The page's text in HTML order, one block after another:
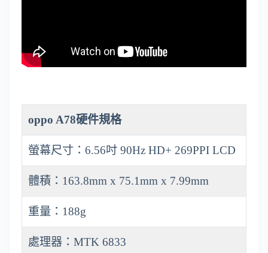
oppo A78硬件規格
螢幕尺寸：6.56吋 90Hz HD+ 269PPI LCD
體積：163.8mm x 75.1mm x 7.99mm
重量：188g
處理器：MTK 6833